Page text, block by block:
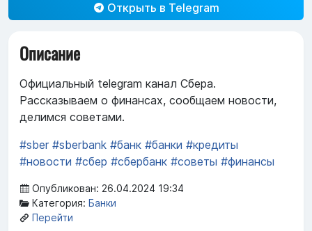
Открыть в Telegram
Описание
Официальный telegram канал Сбера.
Рассказываем о финансах, сообщаем новости,
делимся советами.
#sber #sberbank #банк #банки #кредиты
#новости #сбер #сбербанк #советы #финансы
Опубликован: 26.04.2024 19:34
Категория: Банки
Перейти